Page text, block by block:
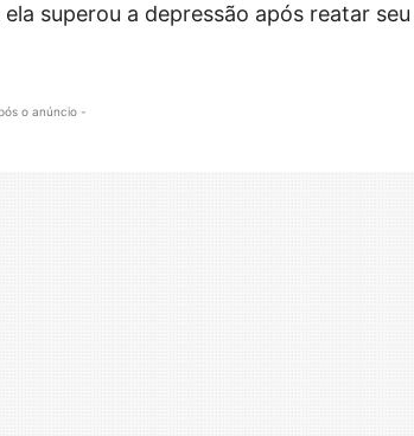
superou a depressão após reatar seu
o anúncio -